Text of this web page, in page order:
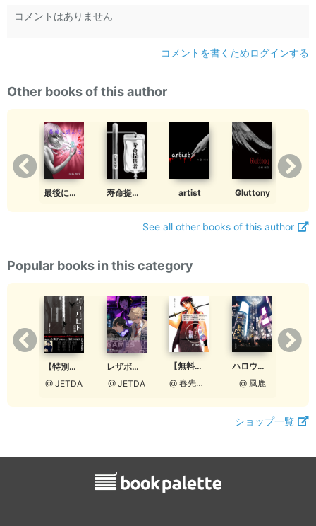
コメントはありません
コメントを書くためログインする
Other books of this author
最後に選んだものは 寿命提供者 artist Gluttony
See all other books of this author
Popular books in this category
【特別ダイジェスト】ゲンバビト 改訂版
@ JETDA
レザボア・ゲーム ダイジェスト版
@ JETDA
【無料版】明皓めでた物語 参 鉄火の名匠
@ 春先ひなた
ハロウィンの探し物はジャック・オー・ランタンへ
@ 風鹿
ショップ一覧